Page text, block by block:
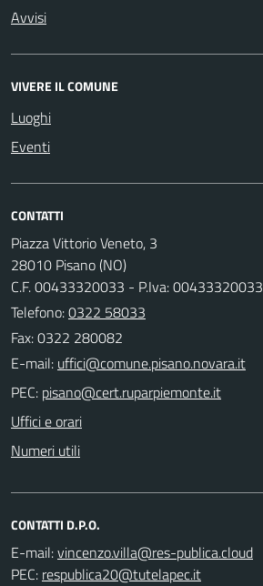
Avvisi
VIVERE IL COMUNE
Luoghi
Eventi
CONTATTI
Piazza Vittorio Veneto, 3
28010 Pisano (NO)
C.F. 00433320033 - P.Iva: 00433320033
Telefono:0322 58033
Fax: 0322 280082
E-mail:
PEC:
Uffici e orari
Numeri utili
CONTATTI D.P.O.
E-mail:
PEC: